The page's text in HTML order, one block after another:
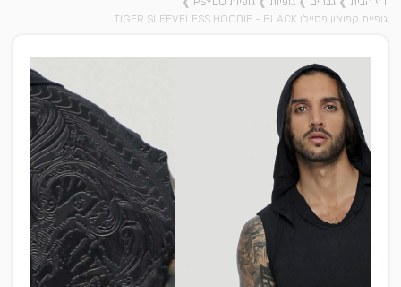
גופיית קפוצ'ון פסיילו TIGER SLEEVELESS HOODIE - BLACK